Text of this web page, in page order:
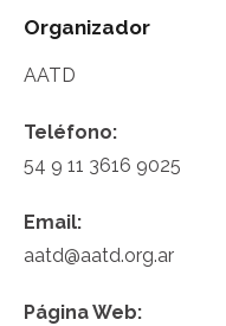
Organizador
AATD
Teléfono:
54 9 11 3616 9025
Email:
aatd@aatd.org.ar
Página Web: